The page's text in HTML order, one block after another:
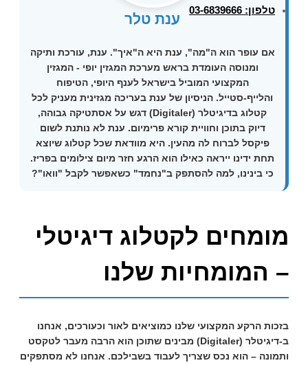
טלפון: 03-6839666
ענת טלר
אם עופר הוא ה"מה", ענת היא ה"איך". ענת, עורכת ותיקה
ומנוסה העומדת בראש מערכת המגזין יופי - המגזין
המקצועי המוביל בישראל לענף היופי, הטיפוח
והלייף-סטייל. הניסיון של ענת בעריכה מגזינית מעניק לכל
קטלוג בדיגיטלר (Digitaler)
דגש על אסתטיקה גבוהה,
דיוק בתוכן וחוויית קורא פרימיום. ענת לא נותנת לשום
פיקסל לברוח לה מהעין. היא מוודאת שכל קטלוג שיוצא
תחת ידינו ייראה כאילו הוא הרגע חזר מיום צילומים בפריז.
כי בינינו, למה להסתפק ב"נחמד" כשאפשר לקבל "וואו"?
מומחים לקטלוג דיגיטלי
– המומחיות שלנו
בזכות הרקע המקצועי שלנו כמוציאים לאור וכעורכים, אנחנו
ב-דיגיטלר (Digitaler)
מבינים שתוכן הוא הרבה מעבר לטקסט
ותמונה – הוא נכס שצריך לעבוד בשבילכם. אנחנו לא מסתפקים